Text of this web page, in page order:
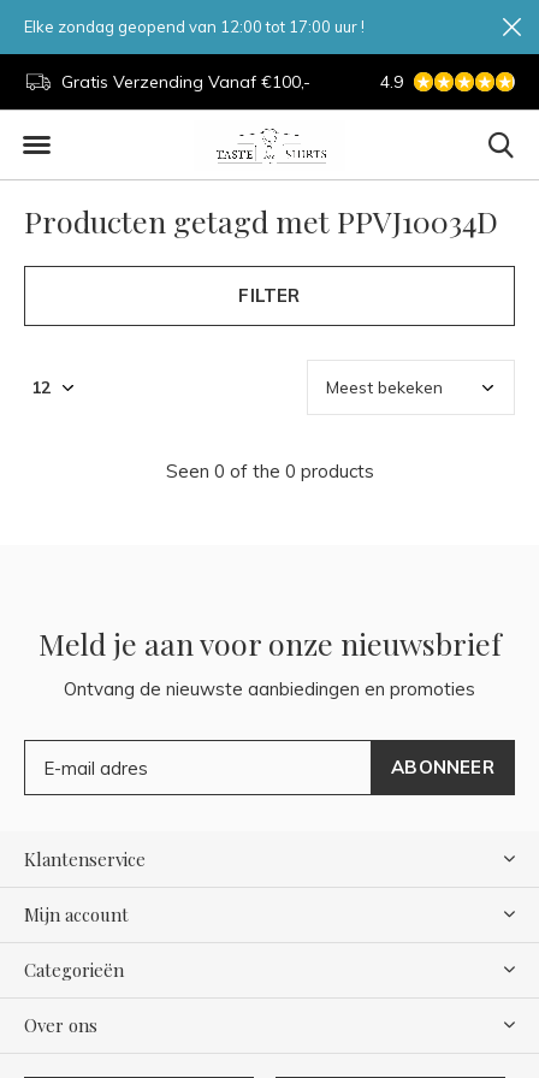
Gratis Verzending Vanaf €100,- 7 Dagen Per
4.9
Elke zondag geopend van 12:00 tot 17:00 uur !
Producten getagd met PPVJ10034D
FILTER
Seen 0 of the 0 products
Meld je aan voor onze nieuwsbrief
Ontvang de nieuwste aanbiedingen en promoties
ABONNEER
Klantenservice
Mijn account
Categorieën
Over ons